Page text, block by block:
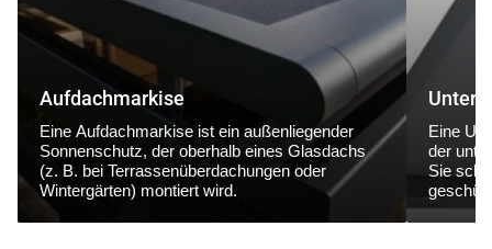
Aufdachmarkise
Eine Aufdachmarkise ist ein außenliegender
Sonnenschutz, der oberhalb eines Glasdachs
(z. B. bei Terrassenüberdachungen oder
Wintergärten) montiert wird.
Eine
der
Sie